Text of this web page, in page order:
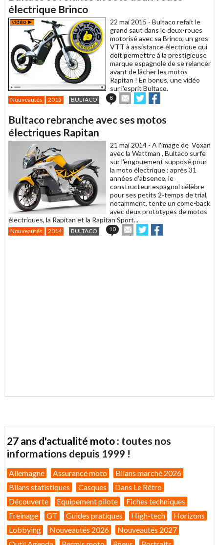
électrique Brinco
22 mai 2015 - Bultaco refait le
grand saut dans le deux-roues
motorisé avec sa Brinco, un gros
VTT à assistance électrique qui
doit permettre à la prestigieuse
marque espagnole de se relancer
avant de lâcher les motos
Rapitan ! En bonus, une vidéo
sur l'esprit Bultaco.
Nouveautés 2015 BULTACO 8
Envoyer
cet
à
Partager
sur sur
Bultaco rebranche avec ses motos
électriques Rapitan
21 mai 2014 - A l'image de Voxan
avec la Wattman , Bultaco surfe
sur l'engouement supposé pour
la moto électrique : après 31
années d'absence, le
constructeur espagnol célèbre
pour ses petits 2-temps de trial,
notamment, tente un come-back
avec deux prototypes de motos
électriques, la Rapitan et la Rapitan Sport...
Nouveautés 2014 BULTACO 10
Envoyer
cet
Partager
sur sur
27 ans d'actualité moto : toutes nos
informations depuis 1999 !
Allemagne Assurance moto
Bilans marché 2026
Bilans statistiques
Casques
Dans Le Rétro
Découverte
Equipement pilote
Fiches techniques
Freinage
GT Guides pratiques High-tech
Horizons
Lobbying
Nouveautés 2026
Nouveautés 2027